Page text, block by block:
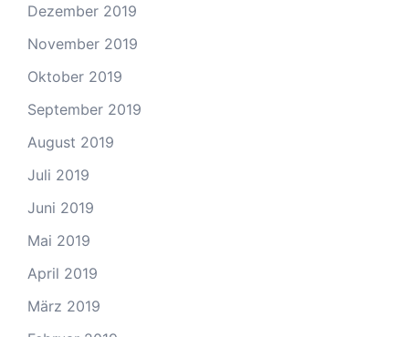
Dezember 2019
November 2019
Oktober 2019
September 2019
August 2019
Juli 2019
Juni 2019
Mai 2019
April 2019
März 2019